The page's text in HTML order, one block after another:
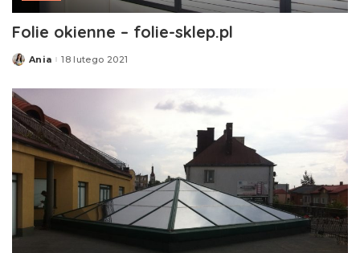
Folie okienne – folie-sklep.pl
Posted
Ania 18 lutego 2021